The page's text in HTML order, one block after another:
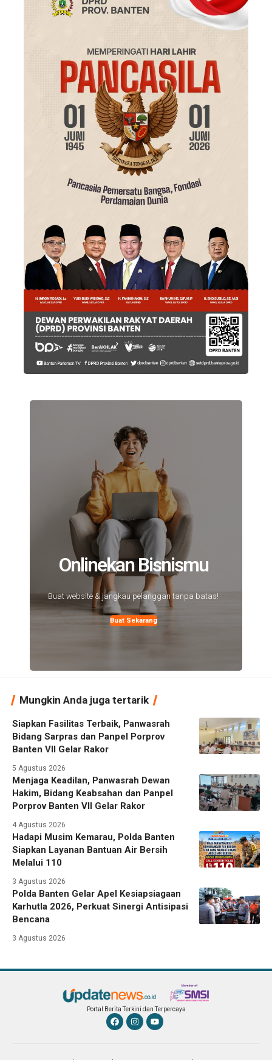
Onlinekan Bisnismu
Buat website & jangkau pelanggan tanpa batas!
Buat Sekarang
Mungkin Anda juga tertarik
Siapkan Fasilitas Terbaik, Panwasrah
Bidang Sarpras dan Panpel Porprov
Banten VII Gelar Rakor
5 Agustus 2026
Menjaga Keadilan, Panwasrah Dewan
Hakim, Bidang Keabsahan dan Panpel
Porprov Banten VII Gelar Rakor
4 Agustus 2026
Hadapi Musim Kemarau, Polda Banten
Siapkan Layanan Bantuan Air Bersih
Melalui 110
3 Agustus 2026
Polda Banten Gelar Apel Kesiapsiagaan
Karhutla 2026, Perkuat Sinergi Antisipasi
Bencana
3 Agustus 2026
Portal Berita Terkini dan Terpercaya